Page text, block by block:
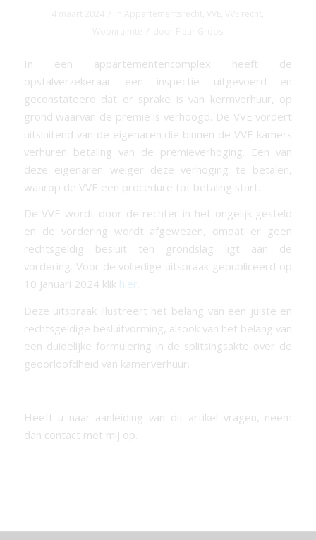
In een appartementencomplex heeft de
opstalverzekeraar een inspectie uitgevoerd en
geconstateerd dat er sprake is van kermverhuur, op
grond waarvan de premie is verhoogd. De VVE vordert
uitsluitend van de eigenaren die binnen de VVE kamers
verhuren betaling van de premieverhoging. Een van
deze eigenaren weiger deze verhoging te betalen,
waarop de VVE een procedure tot betaling start.
De VVE wordt door de rechter in het ongelijk gesteld
en de vordering wordt afgewezen, omdat er geen
rechtsgeldig besluit ten grondslag ligt aan de
vordering. Voor de volledige uitspraak gepubliceerd op
10 januari 2024 klik hier.
Deze uitspraak illustreert het belang van een juiste en
rechtsgeldige besluitvorming, alsook van het belang van
een duidelijke formulering in de splitsingsakte over de
geoorloofdheid van kamerverhuur.
Heeft u naar aanleiding van dit artikel vragen, neem
dan contact met mij op.